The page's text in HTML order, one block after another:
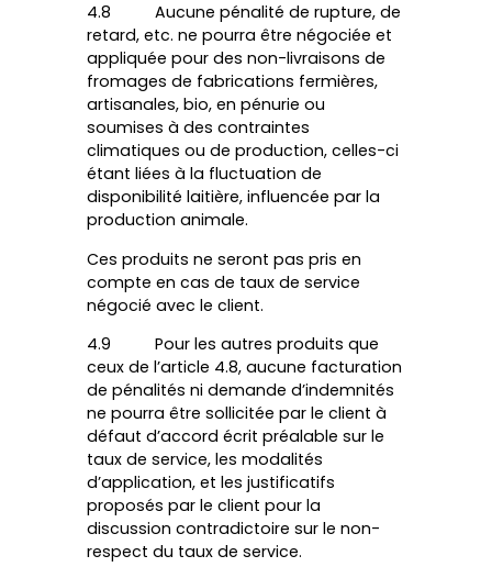
4.8 Aucune pénalité de rupture, de
retard, etc. ne pourra être négociée et
appliquée pour des non-livraisons de
fromages de fabrications fermières,
artisanales, bio, en pénurie ou
soumises à des contraintes
climatiques ou de production, celles-ci
étant liées à la fluctuation de
disponibilité laitière, influencée par la
production animale.
Ces produits ne seront pas pris en
compte en cas de taux de service
négocié avec le client.
4.9 Pour les autres produits que
ceux de l’article 4.8, aucune facturation
de pénalités ni demande d’indemnités
ne pourra être sollicitée par le client à
défaut d’accord écrit préalable sur le
taux de service, les modalités
d’application, et les justificatifs
proposés par le client pour la
discussion contradictoire sur le non-
respect du taux de service.